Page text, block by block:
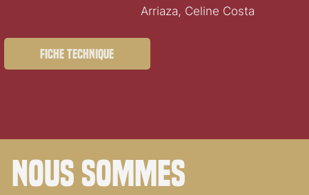
Arriaza, Celine Costa
Fiche technique
Nous sommes